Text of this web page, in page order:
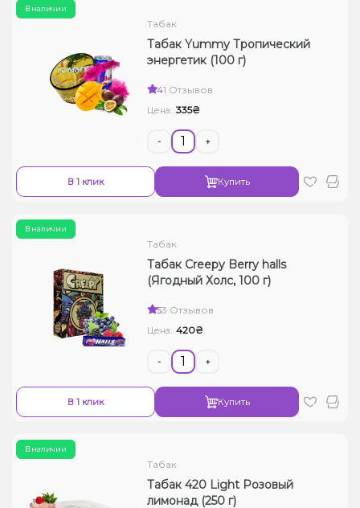
В наличии
Табак
Табак Yummy Тропический
энергетик (100 г)
41 Отзывов
Цена: 335₴
- +
В 1 клик Купить
В наличии
Табак
Табак Creepy Berry halls
(Ягодный Холс, 100 г)
53 Отзывов
Цена: 420₴
- +
В 1 клик Купить
В наличии
Табак
Табак 420 Light Розовый
лимонад (250 г)